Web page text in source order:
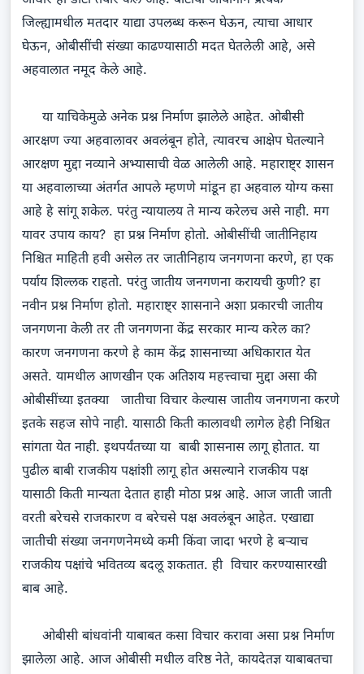
जिल्ह्यामधील मतदार याद्या उपलब्ध करून घेऊन, त्याचा आधार
घेऊन, ओबीसींची संख्या काढण्यासाठी मदत घेतलेली आहे, असे
अहवालात नमूद केले आहे.
या याचिकेमुळे अनेक प्रश्न निर्माण झालेले आहेत. ओबीसी
आरक्षण ज्या अहवालावर अवलंबून होते, त्यावरच आक्षेप घेतल्याने
आरक्षण मुद्दा नव्याने अभ्यासाची वेळ आलेली आहे. महाराष्ट्र शासन
या अहवालाच्या अंतर्गत आपले म्हणणे मांडून हा अहवाल योग्य कसा
आहे हे सांगू शकेल. परंतु न्यायालय ते मान्य करेलच असे नाही. मग
यावर उपाय काय? हा प्रश्न निर्माण होतो. ओबीसींची जातीनिहाय
निश्चित माहिती हवी असेल तर जातीनिहाय जनगणना करणे, हा एक
पर्याय शिल्लक राहतो. परंतु जातीय जनगणना करायची कुणी? हा
नवीन प्रश्न निर्माण होतो. महाराष्ट्र शासनाने अशा प्रकारची जातीय
जनगणना केली तर ती जनगणना केंद्र सरकार मान्य करेल का?
कारण जनगणना करणे हे काम केंद्र शासनाच्या अधिकारात येत
असते. यामधील आणखीन एक अतिशय महत्त्वाचा मुद्दा असा की
ओबीसींच्या इतक्या जातीचा विचार केल्यास जातीय जनगणना करणे
इतके सहज सोपे नाही. यासाठी किती कालावधी लागेल हेही निश्चित
सांगता येत नाही. इथपर्यंतच्या या बाबी शासनास लागू होतात. या
पुढील बाबी राजकीय पक्षांशी लागू होत असल्याने राजकीय पक्ष
यासाठी किती मान्यता देतात हाही मोठा प्रश्न आहे. आज जाती जाती
वरती बरेचसे राजकारण व बरेचसे पक्ष अवलंबून आहेत. एखाद्या
जातीची संख्या जनगणनेमध्ये कमी किंवा जादा भरणे हे बऱ्याच
राजकीय पक्षांचे भवितव्य बदलू शकतात. ही विचार करण्यासारखी
बाब आहे.
ओबीसी बांधवांनी याबाबत कसा विचार करावा असा प्रश्न निर्माण
झालेला आहे. आज ओबीसी मधील वरिष्ठ नेते, कायदेतज्ञ याबाबतचा